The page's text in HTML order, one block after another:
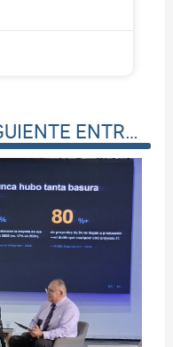
SIGUIENTE ENTRADA >>